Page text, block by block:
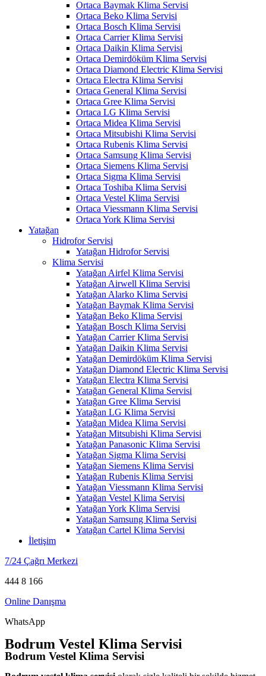
Ortaca Baymak Klima Servisi
Ortaca Beko Klima Servisi
Ortaca Bosch Klima Servisi
Ortaca Carrier Klima Servisi
Ortaca Daikin Klima Servisi
Ortaca Demirdöküm Klima Servisi
Ortaca Diamond Electric Klima Servisi
Ortaca Electra Klima Servisi
Ortaca General Klima Servisi
Ortaca Gree Klima Servisi
Ortaca LG Klima Servisi
Ortaca Midea Klima Servisi
Ortaca Mitsubishi Klima Servisi
Ortaca Rubenis Klima Servisi
Ortaca Samsung Klima Servisi
Ortaca Siemens Klima Servisi
Ortaca Sigma Klima Servisi
Ortaca Toshiba Klima Servisi
Ortaca Vestel Klima Servisi
Ortaca Viessmann Klima Servisi
Ortaca York Klima Servisi
Yatağan
Hidrofor Servisi
Yatağan Hidrofor Servisi
Klima Servisi
Yatağan Airfel Klima Servisi
Yatağan Airwell Klima Servisi
Yatağan Alarko Klima Servisi
Yatağan Baymak Klima Servisi
Yatağan Beko Klima Servisi
Yatağan Bosch Klima Servisi
Yatağan Carrier Klima Servisi
Yatağan Daikin Klima Servisi
Yatağan Demirdöküm Klima Servisi
Yatağan Diamond Electric Klima Servisi
Yatağan Electra Klima Servisi
Yatağan General Klima Servisi
Yatağan Gree Klima Servisi
Yatağan LG Klima Servisi
Yatağan Midea Klima Servisi
Yatağan Mitsubishi Klima Servisi
Yatağan Panasonic Klima Servisi
Yatağan Sigma Klima Servisi
Yatağan Siemens Klima Servisi
Yatağan Rubenis Klima Servisi
Yatağan Viessmann Klima Servisi
Yatağan Vestel Klima Servisi
Yatağan York Klima Servisi
Yatağan Samsung Klima Servisi
Yatağan Cartel Klima Servisi
İletişim
7/24 Çağrı Merkezi
444 8 166
Online Danışma
WhatsApp
Bodrum Vestel Klima Servisi
Bodrum Vestel Klima Servisi